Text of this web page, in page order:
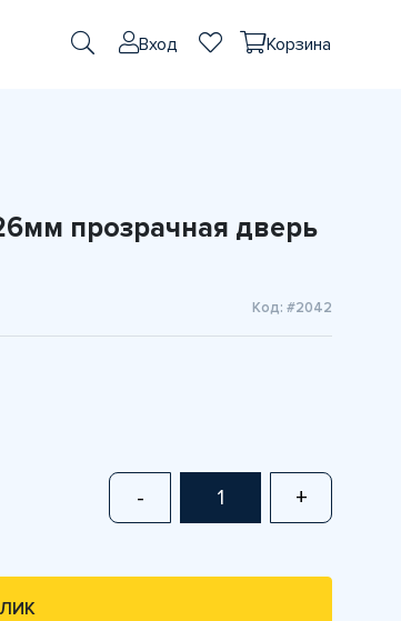
Вход Корзина
прозрачная дверь
Код: #2042
- +